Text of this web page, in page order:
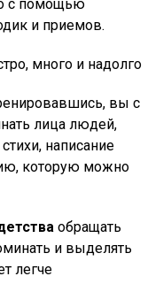
с помощью
и приемов.
вы с
лица людей,
написание
которую можно
обращать
и выделять
легче